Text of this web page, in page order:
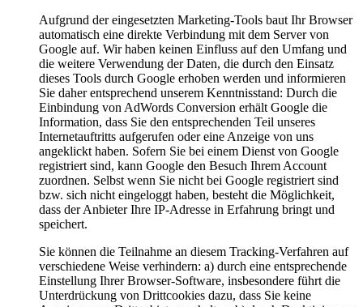
Aufgrund der eingesetzten Marketing-Tools baut Ihr Browser
automatisch eine direkte Verbindung mit dem Server von
Google auf. Wir haben keinen Einfluss auf den Umfang und
die weitere Verwendung der Daten, die durch den Einsatz
dieses Tools durch Google erhoben werden und informieren
Sie daher entsprechend unserem Kenntnisstand: Durch die
Einbindung von AdWords Conversion erhält Google die
Information, dass Sie den entsprechenden Teil unseres
Internetauftritts aufgerufen oder eine Anzeige von uns
angeklickt haben. Sofern Sie bei einem Dienst von Google
registriert sind, kann Google den Besuch Ihrem Account
zuordnen. Selbst wenn Sie nicht bei Google registriert sind
bzw. sich nicht eingeloggt haben, besteht die Möglichkeit,
dass der Anbieter Ihre IP-Adresse in Erfahrung bringt und
speichert.
Sie können die Teilnahme an diesem Tracking-Verfahren auf
verschiedene Weise verhindern: a) durch eine entsprechende
Einstellung Ihrer Browser-Software, insbesondere führt die
Unterdrückung von Drittcookies dazu, dass Sie keine